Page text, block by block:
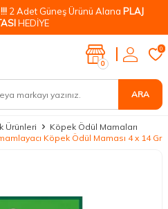
2 Adet Güneş Ürünü Alana PLAJ
HEDİYE
ARA
0
0
Ürünleri
Köpek Ödül Mamaları
Köpek Ödül Maması 4 x 14 Gr